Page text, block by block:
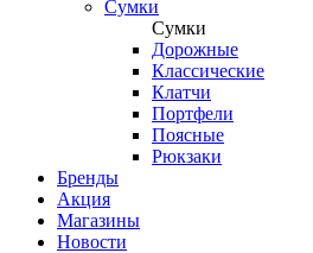
Сумки
Сумки
Дорожные
Классические
Клатчи
Портфели
Поясные
Рюкзаки
Бренды
Акция
Магазины
Новости